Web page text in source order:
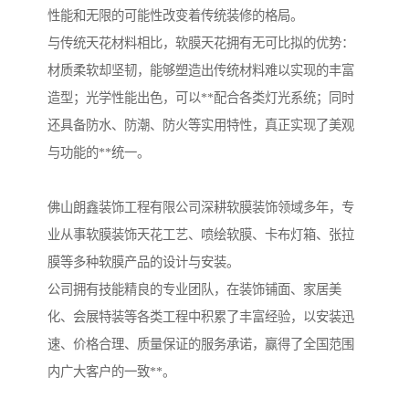
性能和无限的可能性改变着传统装修的格局。
与传统天花材料相比，软膜天花拥有无可比拟的优势：
材质柔软却坚韧，能够塑造出传统材料难以实现的丰富
造型；光学性能出色，可以**配合各类灯光系统；同时
还具备防水、防潮、防火等实用特性，真正实现了美观
与功能的**统一。
佛山朗鑫装饰工程有限公司深耕软膜装饰领域多年，专
业从事软膜装饰天花工艺、喷绘软膜、卡布灯箱、张拉
膜等多种软膜产品的设计与安装。
公司拥有技能精良的专业团队，在装饰铺面、家居美
化、会展特装等各类工程中积累了丰富经验，以安装迅
速、价格合理、质量保证的服务承诺，赢得了全国范围
内广大客户的一致**。